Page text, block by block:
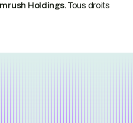
Holdings.Tous droits